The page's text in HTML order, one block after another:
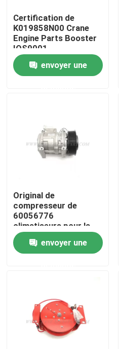
Aperçu
Visite d'usine
Contact
nouvelles
Pièces de rechange de grue
Certification de
K019858N00 Crane
Engine Parts Booster
IOS9001
envoyer une
Original de
compresseur de
60056776
climatiseurs pour la
grue de SANY
envoyer une